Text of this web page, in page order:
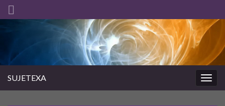
SUJETEXA